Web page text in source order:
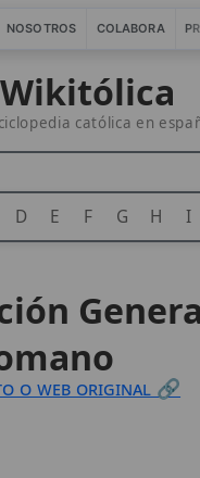
COLABORA PRENSA
Wikitólica
católica en español
D E F G H I J
web original 🔗